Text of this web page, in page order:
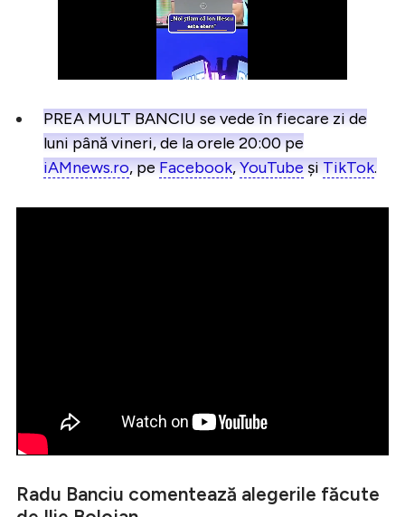
PREA MULT BANCIU se vede în fiecare zi de
luni până vineri, de la orele 20:00 pe
iAMnews.ro, peFacebook,YouTubeșiTikTok.
Radu Banciu comentează alegerile făcute